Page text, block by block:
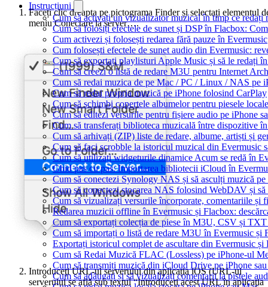
Instrucțiuni
Cum să activați un vizualizator muzical în timp ce redați
Cum să folosiți efectele de sunet și DSP în Flacbox:
Cum activezi și folosești redarea fără pauze în Evermusic
Cum folosești efectele de sunet audio din Evermusic:
Cum să exportați playlisturi Apple Music și să le redați
Cum să creezi o listă de redare M3U pentru Internet
Cum să redai muzica de pe Mac / PC / Linux / NAS
Cum să redai propria muzică pe iPhone folosind CarPlay
Cum să schimbi copertele albumelor pentru piesele
Cum să editezi versurile pentru fișiere audio pe iPhone
Cum să transferați biblioteca muzicală între dispozitive
Cum să arhivați (ZIP) liste de redare, albume, artiști și
Cum să faci scrobble la istoricul muzical din Evermusic
Cum să utilizați widgeturile dinamice Acum se redă în
Ghid pas cu pas: Importarea bibliotecii iCloud în
Cum să conectezi Synology NAS și să asculți muzică
Cum să conectezi stocarea NAS folosind WebDAV și
Cum să vizualizați versurile încorporate, comentariile și
Redarea muzicii offline în Evermusic și Flacbox:
Cum să exportați colecția de piese în M3U, CSV și
Cum să importați o listă de redare M3U în Evermusic și
Exportați istoricul complet de ascultare din Evermusic și
Cum să Redai Muzică FLAC (Lossless) pe iPhone-ul
Cum să transmiți muzică din iCloud Drive pe iPhone
Cum să adăugați și să vizualizați comentarii la pistele
Faceți clic dreapta pe pictograma Finder și selectați elementul
meniu Conectare la server….
Introduceți URL-ul serverului din aplicația iOS (URL-ul
serverului se află sub textul “Introduceți acest URL în aplicația